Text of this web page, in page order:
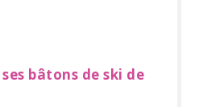
bâtons de ski de